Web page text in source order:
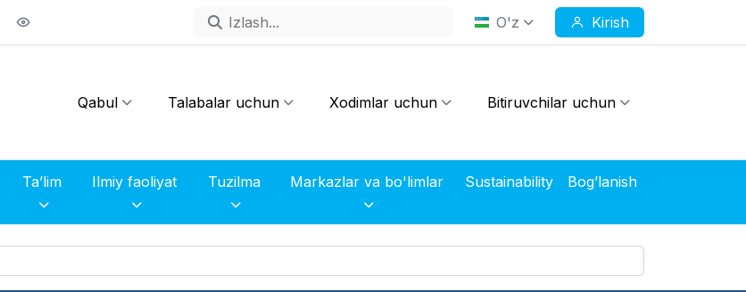
O'z Kirish
Qabul Talabalar uchun Xodimlar uchun Bitiruvchilar uchun
Ta’lim Tuzilma Markazlar va bo'limlar Sustainability Bog’lanish